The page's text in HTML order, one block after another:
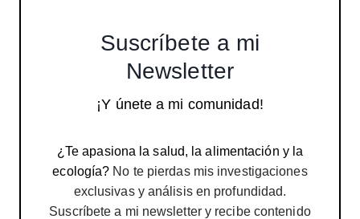
Suscríbete a mi
Newsletter
¡Y únete a mi comunidad!
¿Te apasiona la salud, la alimentación y la
ecología? No te pierdas mis investigaciones
exclusivas y análisis en profundidad.
Suscríbete a mi newsletter y recibe contenido